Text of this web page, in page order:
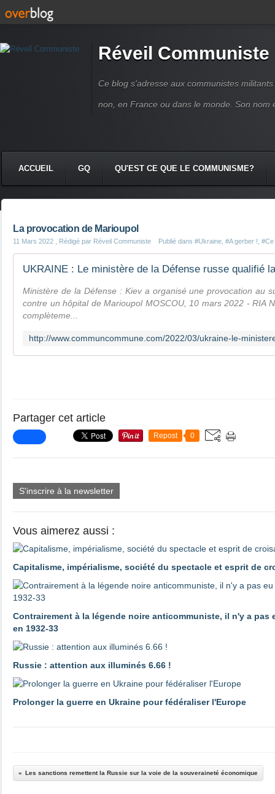
Réveil Communiste
Ce blog s'adresse aux communistes
non, en France ou dans le monde. Son nom
ACCUEIL GQ QU'EST CE QUE LE COMMUNISME?
La provocation de Marioupol
11 Mars 2022 , Rédigé par Réveil Communiste Publié dans #Ukraine #A gerber ! #Ce
Ministère de la Défense : Kiev a organisé une provocation au
contre un hôpital de Marioupol MOSCOU, 10 mars 2022 - RIA
complèteme...
Partager cet article
Repost 0
S'inscrire à la newsletter
Vous aimerez aussi :
Capitalisme, impérialisme, société du spectacle et esprit de
Contrairement à la légende noire anticommuniste, il n'y a pas
en 1932-33
Russie : attention aux illuminés 6.66 !
Prolonger la guerre en Ukraine pour fédéraliser l'Europe
Les sanctions remettent la Russie sur la voie de la souveraineté économique